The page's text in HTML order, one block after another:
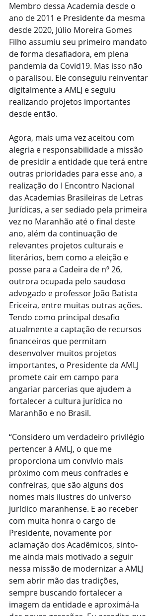
Membro dessa Academia desde o
ano de 2011 e Presidente da mesma
desde 2020, Júlio Moreira Gomes
Filho assumiu seu primeiro mandato
de forma desafiadora, em plena
pandemia da Covid19. Mas isso não
o paralisou. Ele conseguiu reinventar
digitalmente a AMLJ e seguiu
realizando projetos importantes
desde então.
Agora, mais uma vez aceitou com
alegria e responsabilidade a missão
de presidir a entidade que terá entre
outras prioridades para esse ano, a
realização do I Encontro Nacional
das Academias Brasileiras de Letras
Jurídicas, a ser sediado pela primeira
vez no Maranhão até o final deste
ano, além da continuação de
relevantes projetos culturais e
literários, bem como a eleição e
posse para a Cadeira de nº 26,
outrora ocupada pelo saudoso
advogado e professor João Batista
Ericeira, entre muitas outras ações.
Tendo como principal desafio
atualmente a captação de recursos
financeiros que permitam
desenvolver muitos projetos
importantes, o Presidente da AMLJ
promete cair em campo para
angariar parcerias que ajudem a
fortalecer a cultura jurídica no
Maranhão e no Brasil.
“Considero um verdadeiro privilégio
pertencer à AMLJ, o que me
proporciona um convívio mais
próximo com meus confrades e
confreiras, que são alguns dos
nomes mais ilustres do universo
jurídico maranhense. E ao receber
com muita honra o cargo de
Presidente, novamente por
aclamação dos Acadêmicos, sinto-
me ainda mais motivado a seguir
nessa missão de modernizar a AMLJ
sem abrir mão das tradições,
sempre buscando fortalecer a
imagem da entidade e aproximá-la